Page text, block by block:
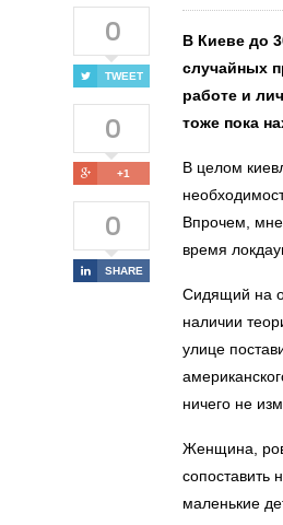
0
TWEET
0
+1
0
SHARE
В Киеве до
случайных
работе и
тоже пока
В целом
Впрочем,
время
Сидящий на
наличии
улице
ничего не
Женщина,
сопоставить
маленькие